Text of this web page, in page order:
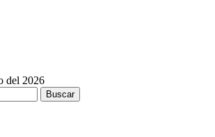
del 2026